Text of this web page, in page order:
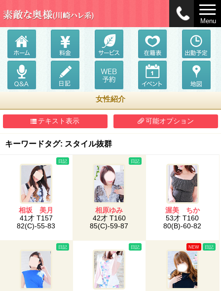
Menu
女性紹介
テキスト表示 可能オプション
キーワードタグ: スタイル抜群
相坂 美月
41才 T157
82(C)-55-83
日記
相原ゆみ
42才 T160
85(C)-59-87
日記
渥美 ちか
53才 T160
80(B)-60-82
日記 日記 NEW 日記